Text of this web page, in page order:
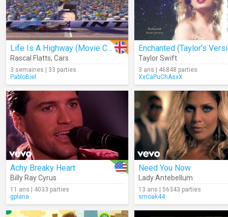
Life Is A Highway (Movie Clip)
Rascal Flatts, Cars
3 semaines | 33 parties
PabloBiel
Taylor Swift
3 ans | 46848 parties
XxCaPuChAsxX
Achy Breaky Heart
Billy Ray Cyrus
11 ans | 4033 parties
gplana
Need You Now
Lady Antebellum
13 ans | 56343 parties
smoak44